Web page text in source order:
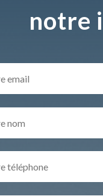
notre